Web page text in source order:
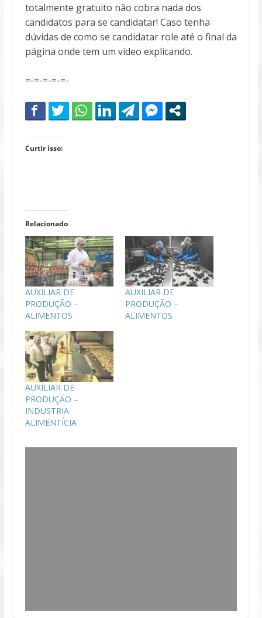
totalmente gratuito não cobra nada dos
candidatos para se candidatar! Caso tenha
dúvidas de como se candidatar role até o final da
página onde tem um vídeo explicando.
=-=-=-=-=-
Curtir isso:
Relacionado
AUXILIAR DE
PRODUÇÃO –
ALIMENTOS
AUXILIAR DE
PRODUÇÃO –
ALIMENTOS
AUXILIAR DE
PRODUÇÃO –
INDUSTRIA
ALIMENTÍCIA